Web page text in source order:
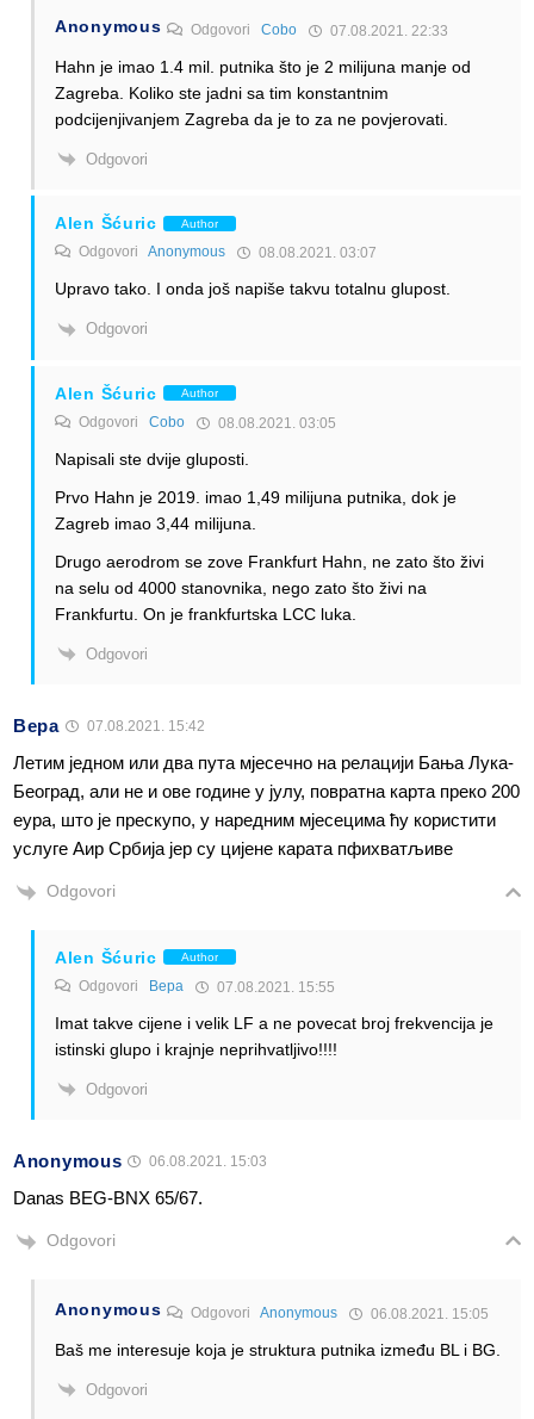
Anonymous OdgovoriCobo 07.08.2021. 22:33
Hahn je imao 1.4 mil. putnika što je 2 milijuna manje od
Zagreba. Koliko ste jadni sa tim konstantnim
podcijenjivanjem Zagreba da je to za ne povjerovati.
Odgovori
Alen Šćuric Author
Odgovori Anonymous 08.08.2021. 03:07
Upravo tako. I onda još napiše takvu totalnu glupost.
Odgovori
Alen Šćuric Author
Odgovori Cobo 08.08.2021. 03:05
Napisali ste dvije gluposti.
Prvo Hahn je 2019. imao 1,49 milijuna putnika, dok je
Zagreb imao 3,44 milijuna.
Drugo aerodrom se zove Frankfurt Hahn, ne zato što živi
na selu od 4000 stanovnika, nego zato što živi na
Frankfurtu. On je frankfurtska LCC luka.
Odgovori
Вера 07.08.2021. 15:42
Летим једном или два пута мјесечно на релацији Бања Лука-
Београд, али не и ове године у јулу, повратна карта преко 200
еура, што је прескупо, у наредним мјесецима ћу користити
услуге Аир Србија јер су цијене карата пфихватљиве
Odgovori
Alen Šćuric Author
Odgovori Вера 07.08.2021. 15:55
Imat takve cijene i velik LF a ne povecat broj frekvencija je
istinski glupo i krajnje neprihvatljivo!!!!
Odgovori
Anonymous 06.08.2021. 15:03
Danas BEG-BNX 65/67.
Odgovori
Anonymous OdgovoriAnonymous 06.08.2021. 15:05
Baš me interesuje koja je struktura putnika između BL i BG.
Odgovori